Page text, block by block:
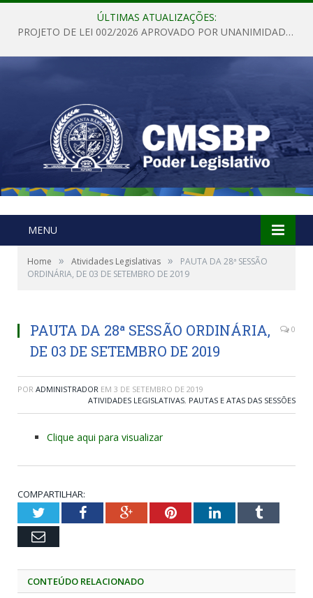
ÚLTIMAS ATUALIZAÇÕES:
PROJETO DE LEI 002/2026 APROVADO POR UNANIMIDADE EM SESSÃO ORDINÁRIA NESTA QUINTA – FEIRA 28 DE MAIO DE 2026
MENU
Home » Atividades Legislativas »
PAUTA DA 28ª SESSÃO
ORDINÁRIA, DE 03 DE SETEMBRO DE 2019
PAUTA DA 28ª SESSÃO ORDINÁRIA,
DE 03 DE SETEMBRO DE 2019
0
POR ADMINISTRADOR EM 3 DE SETEMBRO DE 2019
ATIVIDADES LEGISLATIVAS, PAUTAS E ATAS DAS SESSÕES
Clique aqui para visualizar
COMPARTILHAR:
TwitterFacebookGoogle+PinterestLinkedInTumblr
Email
CONTEÚDO RELACIONADO